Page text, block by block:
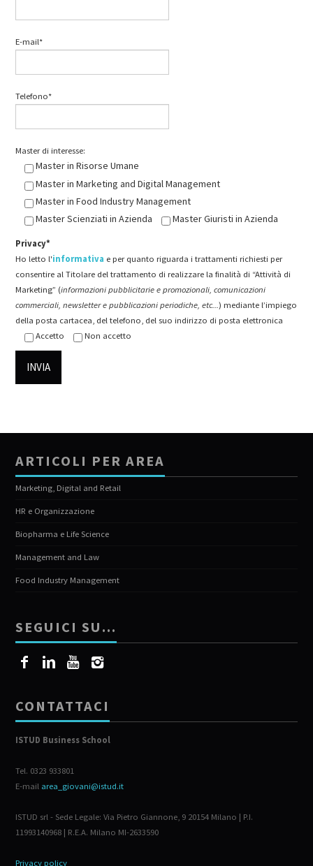
E-mail*
Telefono*
Master di interesse:
Master in Risorse Umane
Master in Marketing and Digital Management
Master in Food Industry Management
Master Scienziati in Azienda
Master Giuristi in Azienda
Privacy*
Ho letto l'informativa e per quanto riguarda i trattamenti richiesti per
consentire al Titolare del trattamento di realizzare la finalità di “Attività di
Marketing” (informazioni pubblicitarie e promozionali, comunicazioni
commerciali, newsletter e pubblicazioni periodiche, etc...) mediante l’impiego
della posta cartacea, del telefono, del suo indirizzo di posta elettronica
Accetto
Non accetto
ARTICOLI PER AREA
Marketing, Digital and Retail
HR e Organizzazione
Biopharma e Life Science
Management and Law
Food Industry Management
SEGUICI SU…
CONTATTACI
ISTUD Business School
Tel. 0323 933801
E-mail area_giovani@istud.it
ISTUD srl - Sede Legale: Via Pietro Giannone, 9 20154 Milano | P.I.
11993140968 | R.E.A. Milano MI-2633590
Privacy policy